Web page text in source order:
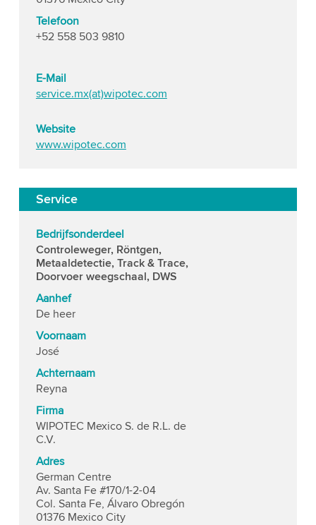
Telefoon
+52 558 503 9810
E-Mail
service.mx(at)wipotec.com
Website
www.wipotec.com
Service
Bedrijfsonderdeel
Controleweger, Röntgen,
Metaaldetectie, Track & Trace,
Doorvoer weegschaal, DWS
Aanhef
De heer
Voornaam
José
Achternaam
Reyna
Firma
WIPOTEC Mexico S. de R.L. de
C.V.
Adres
German Centre
Av. Santa Fe #170/1-2-04
Col. Santa Fe, Álvaro Obregón
01376 Mexico City